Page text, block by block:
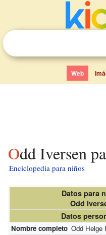
Web
Odd Iversen
Enciclopedia para niños
Datos para
Odd
Datos
Nombre completo Odd Helge